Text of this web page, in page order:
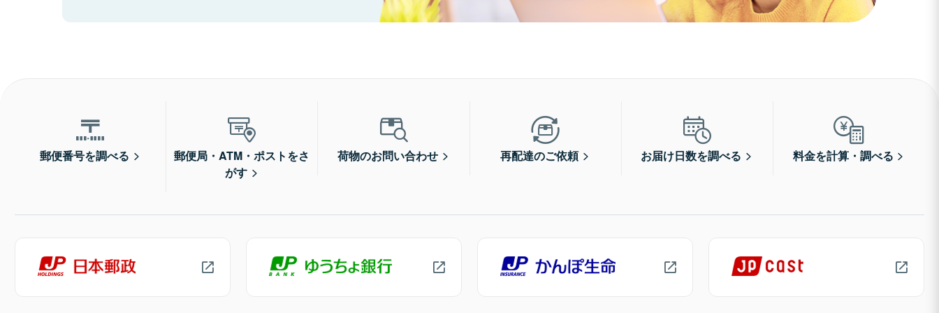
郵便番号を調べる
郵便局・ATM・ポストをさ
がす
荷物のお問い合わせ 再配達のご依頼 お届け日数を調べる 料金を計算・調べる